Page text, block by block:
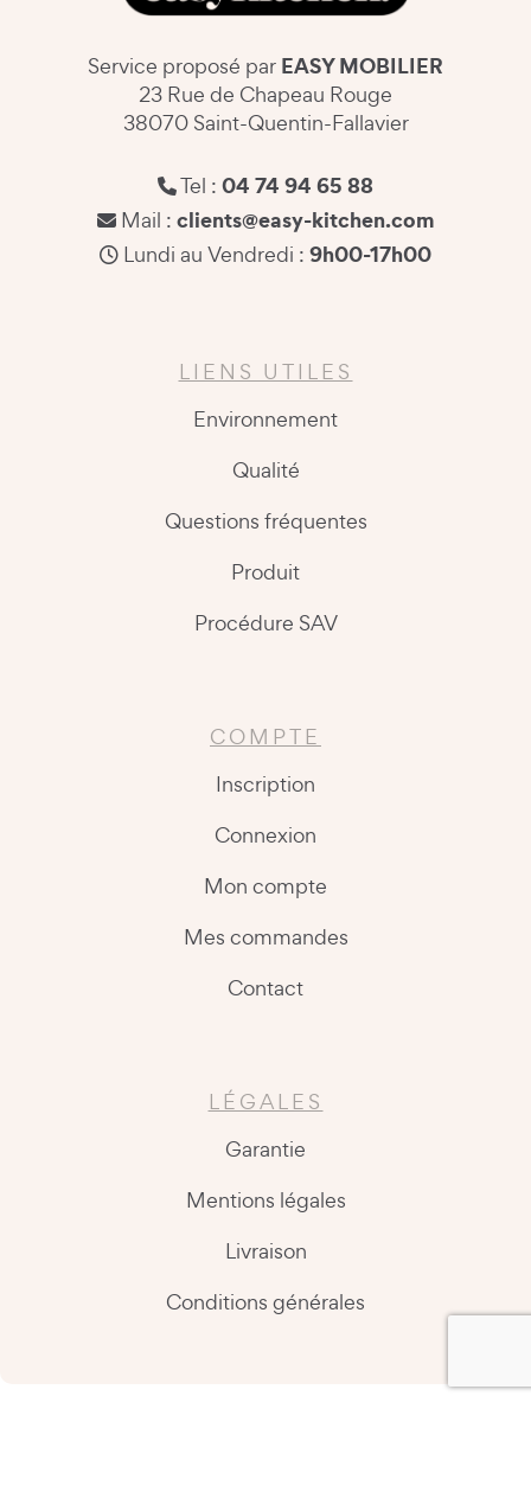
Service proposé par EASY MOBILIER
23 Rue de Chapeau Rouge
38070 Saint-Quentin-Fallavier
Tel : 04 74 94 65 88
Mail : clients@easy-kitchen.com
Lundi au Vendredi : 9h00-17h00
LIENS UTILES
Environnement
Qualité
Questions fréquentes
Produit
Procédure SAV
COMPTE
Inscription
Connexion
Mon compte
Mes commandes
Contact
LÉGALES
Garantie
Mentions légales
Livraison
Conditions générales